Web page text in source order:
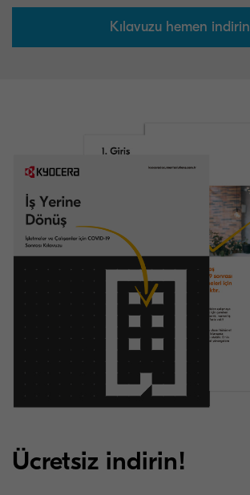
Kılavuzu hemen indirin
Ücretsiz indirin!